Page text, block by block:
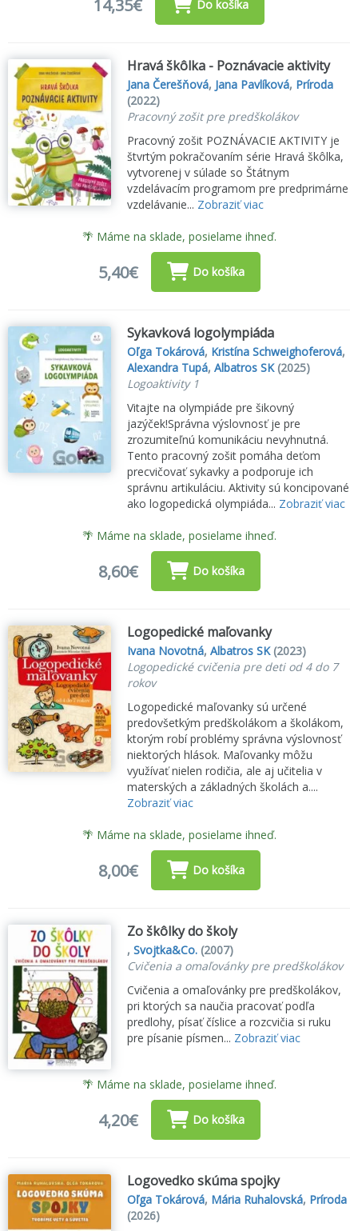
14,35€ Do košíka
Hravá škôlka - Poznávacie aktivity
Jana Čerešňová, Jana Pavlíková, Príroda
(2022)
Pracovný zošit pre predškolákov
Pracovný zošit POZNÁVACIE AKTIVITY je
štvrtým pokračovaním série Hravá škôlka,
vytvorenej v súlade so Štátnym
vzdelávacím programom pre predprimárne
vzdelávanie... Zobraziť viac
🌴 Máme na sklade, posielame ihneď.
5,40€ Do košíka
Sykavková logolympiáda
Oľga Tokárová, Kristína Schweighoferová,
Alexandra Tupá,Albatros SK(2025)
Logoaktivity 1
Vitajte na olympiáde pre šikovný
jazýček!Správna výslovnosť je pre
zrozumiteľnú komunikáciu nevyhnutná.
Tento pracovný zošit pomáha deťom
precvičovať sykavky a podporuje ich
správnu artikuláciu. Aktivity sú koncipované
ako logopedická olympiáda... Zobraziť viac
🌴 Máme na sklade, posielame ihneď.
8,60€ Do košíka
Logopedické maľovanky
Ivana Novotná,Albatros SK(2023)
Logopedické cvičenia pre deti od 4 do 7
rokov
Logopedické maľovanky sú určené
predovšetkým predškolákom a školákom,
ktorým robí problémy správna výslovnosť
niektorých hlások. Maľovanky môžu
využívať nielen rodičia, ale aj učitelia v
materských a základných školách a....
Zobraziť viac
🌴 Máme na sklade, posielame ihneď.
8,00€ Do košíka
Zo škôlky do školy
,Svojtka&Co. (2007)
Cvičenia a omaľovánky pre predškolákov
Cvičenia a omaľovánky pre predškolákov,
pri ktorých sa naučia pracovať podľa
predlohy, písať číslice a rozcvičia si ruku
pre písanie písmen... Zobraziť viac
🌴 Máme na sklade, posielame ihneď.
4,20€ Do košíka
Logovedko skúma spojky
Oľga Tokárová, Mária Ruhalovská, Príroda
(2026)